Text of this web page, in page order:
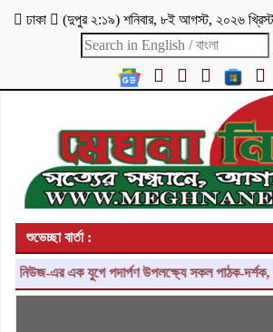
ঢাকা (দুপুর ২:১৯) শনিবার, ৮ই আগস্ট, ২০২৬
শুভেচ্ছা বার্তা :
এর এক যুগে পদার্পণ উপলক্ষ্যে সকল পাঠক-দর্শক,